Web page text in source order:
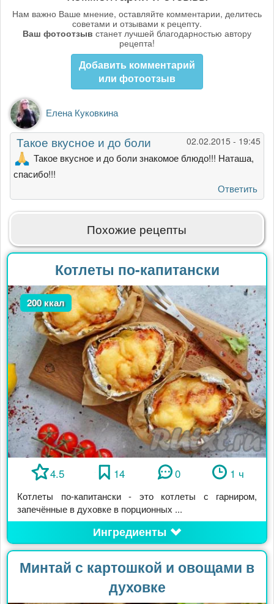
Нам важно Ваше мнение, оставляйте комментарии, делитесь
советами и отзывами к рецепту.
Ваш фотоотзыв станет лучшей благодарностью автору
рецепта!
Добавить комментарий
или фотоотзыв
Елена Куковкина
02.02.2015 - 19:45
Такое вкусное и до боли
Такое вкусное и до боли знакомое блюдо!!! Наташа,
спасибо!!!
Ответить
Похожие рецепты
Котлеты по-капитански
200 ккал
4.5 14 0 1 ч
Котлеты по-капитански - это котлеты с гарниром,
запечённые в духовке в порционных ...
Ингредиенты
Минтай с картошкой и овощами в
духовке